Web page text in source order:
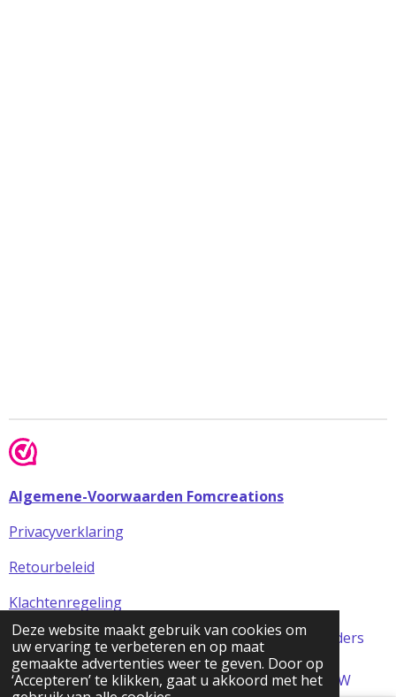
Deze website maakt gebruik van cookies om
uw ervaring te verbeteren en op maat
gemaakte advertenties weer te geven. Door op
‘Accepteren’ te klikken, gaat u akkoord met het
Algemene-Voorwaarden Fomcreations
Privacyverklaring
Retourbeleid
Klachtenregeling
Alle prijzen in de webshop zijn incl BTW (tenzij anders
aangegeven)
© 2024 FOMCreations, KvK Utrecht 70316023 . BTW